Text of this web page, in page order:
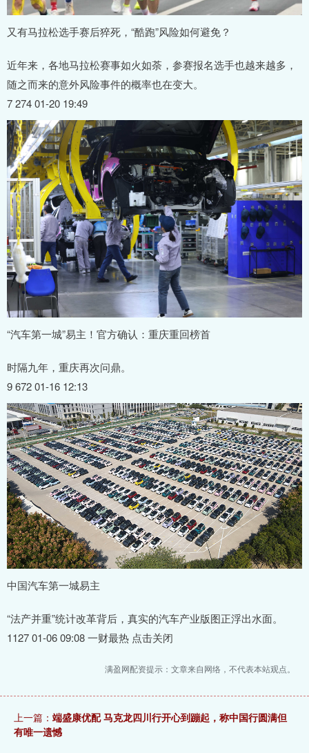
又有马拉松选手赛后猝死，“酷跑”风险如何避免？
近年来，各地马拉松赛事如火如荼，参赛报名选手也越来越多，
随之而来的意外风险事件的概率也在变大。
7 274 01-20 19:49
“汽车第一城”易主！官方确认：重庆重回榜首
时隔九年，重庆再次问鼎。
9 672 01-16 12:13
中国汽车第一城易主
“法产并重”统计改革背后，真实的汽车产业版图正浮出水面。
1127 01-06 09:08 一财最热 点击关闭
满盈网配资提示：文章来自网络，不代表本站观点。
上一篇： 端盛康优配 马克龙四川行开心到蹦起，称中国行圆满但
有唯一遗憾